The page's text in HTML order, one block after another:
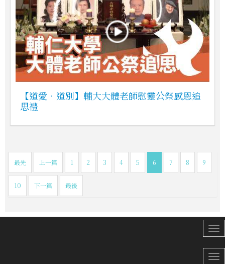
【道愛．道別】輔大大體老師慰靈公祭感恩追
思禮
最先 上一篇 1 2 3 4 5 6 7 8 9
10 下一篇 最後